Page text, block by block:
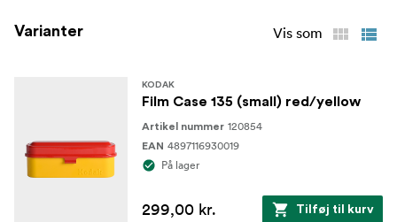
Varianter Vis som
KODAK
Film Case 135 (small) red/yellow
Artikel nummer 120854
EAN 4897116930019
På lager
299,00 kr. Tilføj til kurv